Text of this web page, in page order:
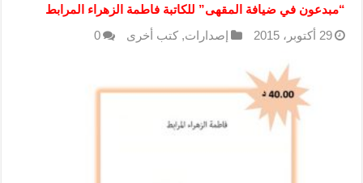
“مبدعون في ضيافة المقهى” للكاتبة فاطمة الزهراء المرابط
29 أكتوبر، 2015
إصدارات,كتب أخرى 0